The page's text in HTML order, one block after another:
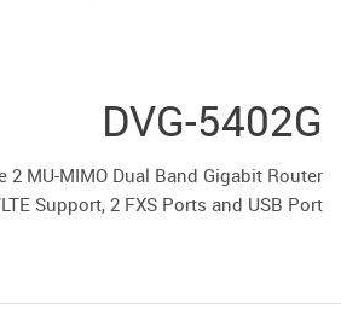
DVG-5402G
2 MU-MIMO Dual Band Gigabit Router
Support, 2 FXS Ports and USB Port